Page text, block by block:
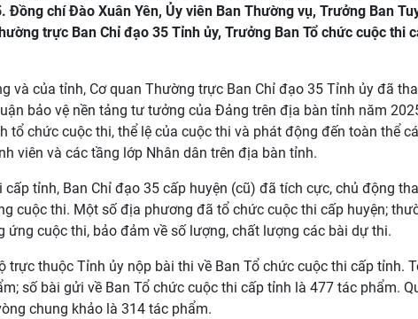
chí Đào Xuân Yên, Ủy viên Ban Thường vụ, Trưởng Ban
trực Ban Chỉ đạo 35 Tỉnh ủy, Trưởng Ban Tổ chức cuộc thi
và của tỉnh, Cơ quan Thường trực Ban Chỉ đạo 35 Tỉnh ủy đã
bảo vệ nền tảng tư tưởng của Đảng trên địa bàn tỉnh năm
tổ chức cuộc thi, thể lệ của cuộc thi và phát động đến toàn thể
viên và các tầng lớp Nhân dân trên địa bàn tỉnh.
tỉnh, Ban Chỉ đạo 35 cấp huyện (cũ) đã tích cực, chủ động
cuộc thi. Một số địa phương đã tổ chức cuộc thi cấp huyện;
cuộc thi, bảo đảm về số lượng, chất lượng các bài dự thi.
thuộc Tỉnh ủy nộp bài thi về Ban Tổ chức cuộc thi cấp tỉnh.
số bài gửi về Ban Tổ chức cuộc thi cấp tỉnh là 477 tác phẩm.
chung khảo là 314 tác phẩm.